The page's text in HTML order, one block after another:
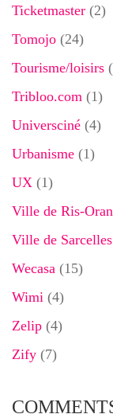
Ticketmaster (2)
Tomojo (24)
Tourisme/loisirs
Tribloo.com (1)
Universciné (4)
Urbanisme (1)
UX (1)
Ville de Ris-
Ville de Sarcelles
Wecasa (15)
Wimi (4)
Zelip (4)
Zify (7)